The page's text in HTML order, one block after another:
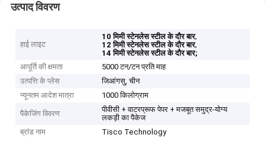
उत्पाद विवरण
हाई लाइट
10 मिमी स्टेनलेस स्टील के दौर बार,
12 मिमी स्टेनलेस स्टील के दौर बार,
14 मिमी स्टेनलेस स्टील के दौर बार;
आपूर्ति की क्षमता
5000 टन/टन प्रति माह
उत्पत्ति के प्लेस
जिआंगसु, चीन
न्यूनतम आदेश मात्रा
1000 किलोग्राम
पैकेजिंग विवरण
पीवीसी + वाटरप्रूफ पेपर + मजबूत समुद्र-योग्य
लकड़ी का पैकेज
ब्रांड नाम
Tisco Technology